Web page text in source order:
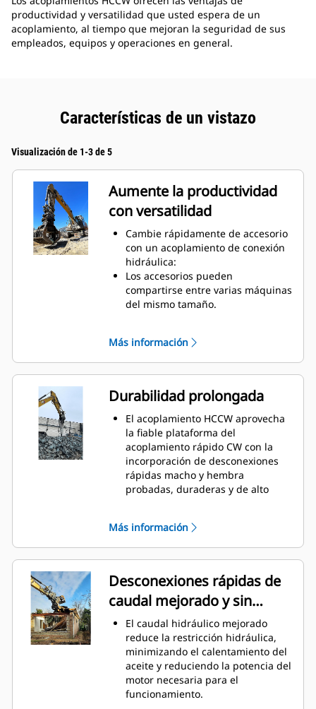
productividad y versatilidad que usted espera de un
acoplamiento, al tiempo que mejoran la seguridad de sus
empleados, equipos y operaciones en general.
Características de un vistazo
Visualización de 1-3 de 5
Aumente la productividad
con versatilidad
Cambie rápidamente de accesorio
con un acoplamiento de conexión
hidráulica:
Los accesorios pueden
compartirse entre varias máquinas
del mismo tamaño.
capacidad para elevar 10
toneladas.
Más información
Durabilidad prolongada
El acoplamiento HCCW aprovecha
la fiable plataforma del
acoplamiento rápido CW con la
incorporación de desconexiones
rápidas macho y hembra
probadas, duraderas y de alto
fijación.
Las mangueras dispuestas
internamente en el acoplamiento y
el soporte ayudan a proteger
contra daños y reducen los costes
totales de reparación y de
mangueras.
El diseño de la cubierta
anticontaminación añade
protección a los acoplamientos y
ayuda a evitar la contaminación
del sistema hidráulico.
Más información
Desconexiones rápidas de
caudal mejorado y sin
derrames
El caudal hidráulico mejorado
reduce la restricción hidráulica,
minimizando el calentamiento del
aceite y reduciendo la potencia del
motor necesaria para el
funcionamiento.